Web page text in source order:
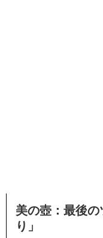
美の壺：最後
り」